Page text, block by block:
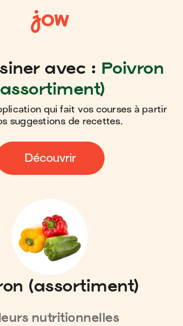
avec : Poivron
qui fait vos courses à partir
suggestions de recettes.
Découvrir
(assortiment)
nutritionnelles